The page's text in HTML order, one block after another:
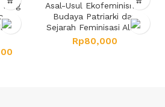
Asal-Usul Ekofeminisme:
Budaya Patriarki dan
Sejarah Feminisasi Alam
Rp80,000